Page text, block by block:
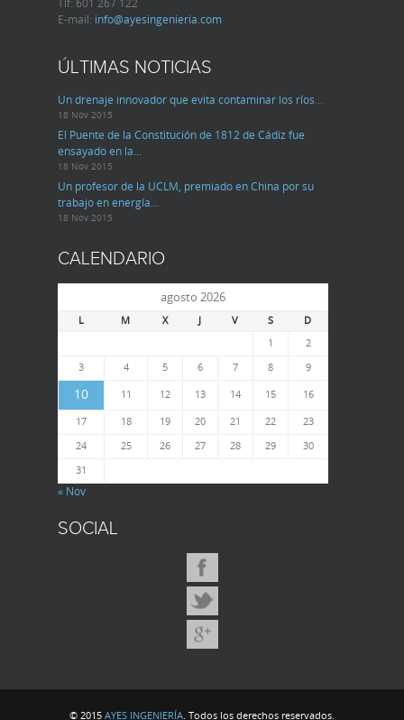
Tlf: 601 267 122
E-mail: info@ayesingenieria.com
ÚLTIMAS NOTICIAS
Un drenaje innovador que evita contaminar los ríos…
18 Nov 2015
El Puente de la Constitución de 1812 de Cádiz fue
ensayado en la…
18 Nov 2015
Un profesor de la UCLM, premiado en China por su
trabajo en energía…
18 Nov 2015
CALENDARIO
agosto 2026
L M X J V S
D
1
2
3 4 5 6 7 8 9
10 11 12 13 14 15 16
17 18 19 20 21 22 23
24 25 26 27 28 29 30
31
« Nov
SOCIAL
© 2015 AYES INGENIERÍA. Todos los derechos reservados.